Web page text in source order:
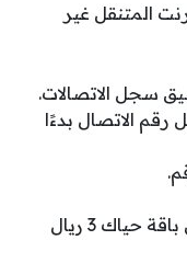
3 ريال للإنترنت المتنقل غير
سجل الاتصالات.
في حقل رقم الاتصال بدءًا
النقر على الأرقام الخاصة بتفعيل باقة حياك 3 ريال